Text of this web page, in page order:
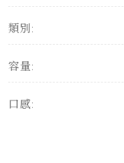
類別:
容量:
口感: